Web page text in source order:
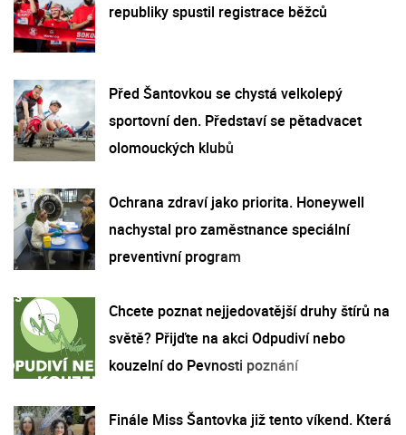
republiky spustil registrace běžců
Před Šantovkou se chystá velkolepý
sportovní den. Představí se pětadvacet
olomouckých klubů
Ochrana zdraví jako priorita. Honeywell
nachystal pro zaměstnance speciální
preventivní program
Chcete poznat nejjedovatější druhy štírů na
světě? Přijďte na akci Odpudiví nebo
kouzelní do Pevnosti poznání
Finále Miss Šantovka již tento víkend. Která